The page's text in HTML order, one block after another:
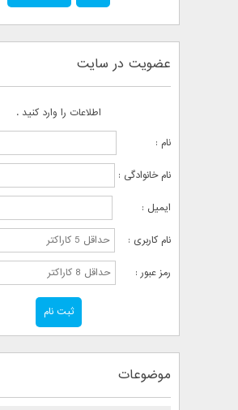
عضویت در سایت
اطلاعات را وارد کنید .
نام :
نام خانوادگی :
ایمیل :
نام کاربری :
رمز عبور :
موضوعات